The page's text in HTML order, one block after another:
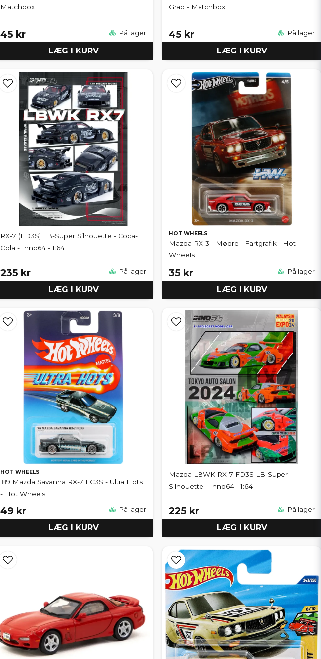
Matchbox
45 kr På lager
LÆG I KURV
Grab - Matchbox
45 kr På lager
LÆG I KURV
RX-7 (FD3S) LB-Super Silhouette - Coca-
Cola - Inno64 - 1:64
235 kr På lager
LÆG I KURV
HOT WHEELS
Mazda RX-3 - Mødre - Fartgrafik - Hot
Wheels
35 kr På lager
LÆG I KURV
HOT WHEELS
'89 Mazda Savanna RX-7 FC3S - Ultra Hots
- Hot Wheels
49 kr På lager
LÆG I KURV
Mazda LBWK RX-7 FD3S LB-Super
Silhouette - Inno64 - 1:64
225 kr På lager
LÆG I KURV